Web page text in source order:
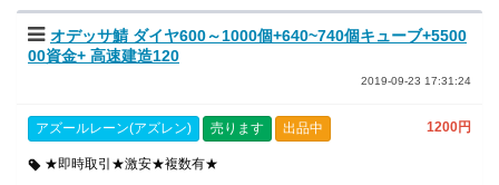
オデッサ鯖 ダイヤ600～1000個+640~740個キューブ+5500
00資金+ 高速建造120
2019-09-23 17:31:24
アズールレーン(アズレン) 売ります 出品中 1200円
★即時取引★激安★複数有★